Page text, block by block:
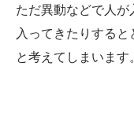
ただ異動などで人
入ってきたりする
と考えてしまいます。